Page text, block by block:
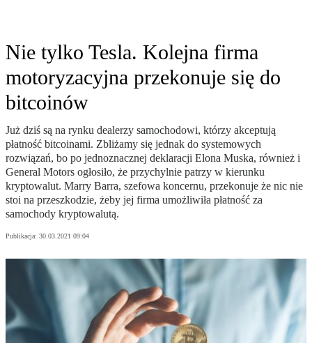
Nie tylko Tesla. Kolejna firma
motoryzacyjna przekonuje się do
bitcoinów
Już dziś są na rynku dealerzy samochodowi, którzy akceptują
płatność bitcoinami. Zbliżamy się jednak do systemowych
rozwiązań, bo po jednoznacznej deklaracji Elona Muska, również i
General Motors ogłosiło, że przychylnie patrzy w kierunku
kryptowalut. Marry Barra, szefowa koncernu, przekonuje że nic nie
stoi na przeszkodzie, żeby jej firma umożliwiła płatność za
samochody kryptowalutą.
Publikacja: 30.03.2021 09:04